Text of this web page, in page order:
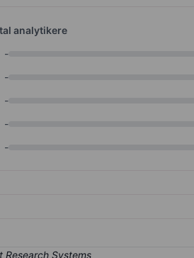
analytikere
-
-
-
-
-